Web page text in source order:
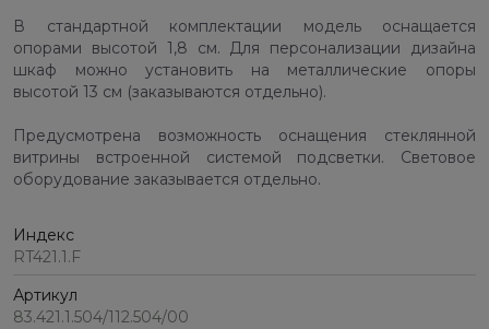
В стандартной комплектации модель оснащается
опорами высотой 1,8 см. Для персонализации дизайна
шкаф можно установить на металлические опоры
высотой 13 см (заказываются отдельно).
Предусмотрена возможность оснащения стеклянной
витрины встроенной системой подсветки. Световое
оборудование заказывается отдельно.
Индекс
RT421.1.F
Артикул
83.421.1.504/112.504/00